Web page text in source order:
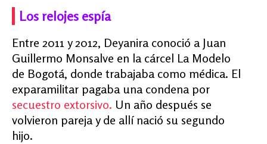
Los relojes espía
Entre 2011 y 2012, Deyanira conoció a Juan
Guillermo Monsalve en la cárcel La Modelo
de Bogotá, donde trabajaba como médica. El
exparamilitar pagaba una condena por
secuestro extorsivo. Un año después se
volvieron pareja y de allí nació su segundo
hijo.